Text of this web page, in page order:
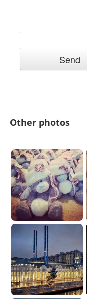
Other photos